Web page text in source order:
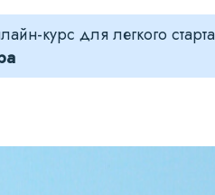
курс для легкого старта